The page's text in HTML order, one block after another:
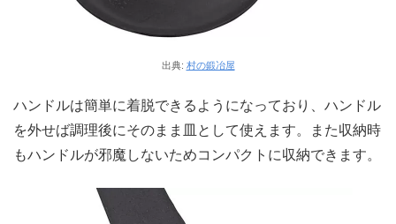
出典: 村の鍛冶屋
ハンドルは簡単に着脱できるようになっており、ハンドル
を外せば調理後にそのまま皿として使えます。また収納時
もハンドルが邪魔しないためコンパクトに収納できます。